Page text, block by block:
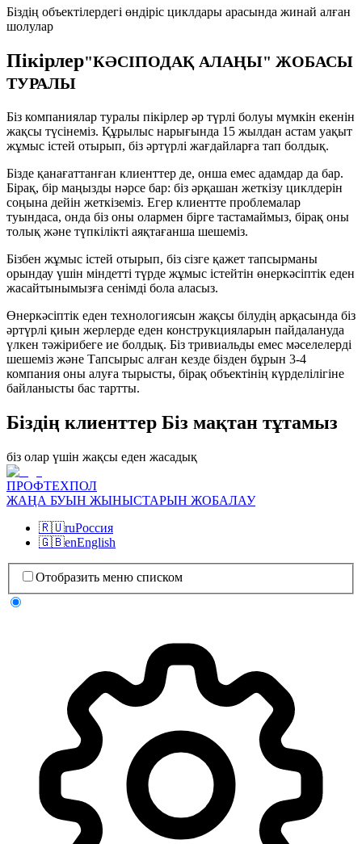
Біздің объектілердегі өндіріс циклдары арасында жинай алған
шолулар
Пікірлер"КӘСІПОДАҚ АЛАҢЫ" ЖОБАСЫ
ТУРАЛЫ
Біз компаниялар туралы пікірлер әр түрлі болуы мүмкін екенін
жақсы түсінеміз. Құрылыс нарығында 15 жылдан астам уақыт
жұмыс істей отырып, біз әртүрлі жағдайларға тап болдық.
Бізде қанағаттанған клиенттер де, онша емес адамдар да бар.
Бірақ, бір маңызды нәрсе бар: біз әрқашан жеткізу циклдерін
соңына дейін жеткіземіз. Егер клиентте проблемалар
туындаса, онда біз оны олармен бірге тастамаймыз, бірақ оны
толық және түпкілікті аяқтағанша шешеміз.
Бізбен жұмыс істей отырып, біз сізге қажет тапсырманы
орындау үшін міндетті түрде жұмыс істейтін өнеркәсіптік еден
жасайтынымызға сенімді бола аласыз.
Өнеркәсіптік еден технологиясын жақсы білудің арқасында біз
әртүрлі қиын жерлерде еден конструкцияларын пайдалануда
үлкен тәжірибеге ие болдық. Біз тривиальды емес мәселелерді
шешеміз және Тапсырыс алған кезде бізден бұрын 3-4
компания оны алуға тырысты, бірақ объектінің күрделілігіне
байланысты бас тартты.
Біздің клиенттер Біз мақтан тұтамыз
біз олар үшін жақсы еден жасадық
ПРОФТЕХПОЛ
ЖАҢА БУЫН ЖЫНЫСТАРЫН ЖОБАЛАУ
🇷🇺ruРоссия
🇬🇧enEnglish
Отобразить меню списком